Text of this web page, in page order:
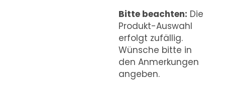
Bitte beachten: Die
Produkt-Auswahl
erfolgt zufällig.
Wünsche bitte in
den Anmerkungen
angeben.